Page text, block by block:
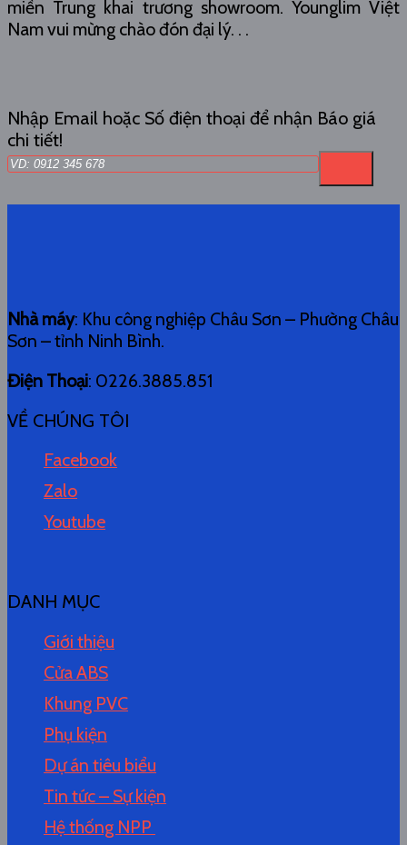
miền Trung khai trương showroom. Younglim Việt
Nam vui mừng chào đón đại lý. . .
Nhập Email hoặc Số điện thoại để nhận Báo giá
chi tiết!
Nhà máy: Khu công nghiệp Châu Sơn – Phường Châu
Sơn – tỉnh Ninh Bình.
Điện Thoại: 0226.3885.851
VỀ CHÚNG TÔI
Facebook
Zalo
Youtube
DANH MỤC
Giới thiệu
Cửa ABS
Khung PVC
Phụ kiện
Dự án tiêu biểu
Tin tức – Sự kiện
Hệ thống NPP